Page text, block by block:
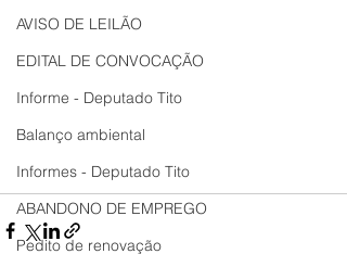
AVISO DE LEILÃO
EDITAL DE CONVOCAÇÃO
Informe - Deputado Tito
Balanço ambiental
Informes - Deputado Tito
ABANDONO DE EMPREGO
Pedito de renovação